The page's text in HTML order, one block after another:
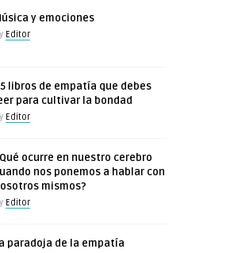
y emociones
Editor
libros de empatía que debes
para cultivar la bondad
Editor
ocurre en nuestro cerebro
nos ponemos a hablar con
mismos?
Editor
paradoja de la empatía